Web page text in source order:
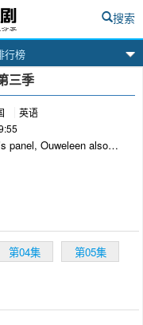
行榜
搜索
三季
英语
panel, Ouweleen also
第04集
第05集